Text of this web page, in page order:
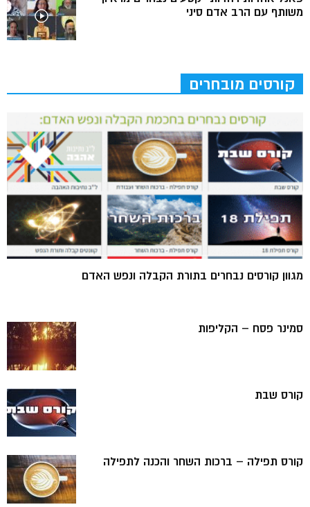
משותף עם הרב אדם סיני
קורסים מובחרים
מגוון קורסים נבחרים בתורת הקבלה ונפש האדם
סמינר פסח – הקליפות
קורס שבת
קורס תפילה – ברכות השחר והכנה לתפילה